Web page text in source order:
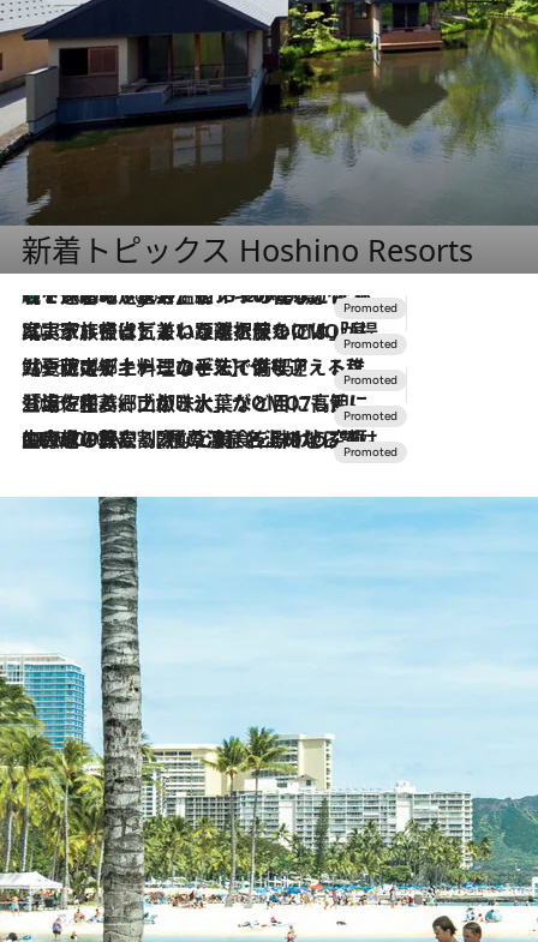
新着トピックス Hoshino Resorts
2 Hours Ago
【トンボの足水浴】ヒノキの香りに包まれて涼感マックス！約13℃の湧水かけ流しを避暑地「星野温泉 トンボの湯」で体験
2026.7.31
【ホテル帰省】という選択肢をOMOが提案。家族とほどよい距離を保つには「昼は実家、夜は気兼ねなくホテルで！」
2026.7.24
【夏限定ディナーコース】旬を迎える稚鮎や花ズッキーニなどをイタリア・トスカーナの郷土料理の手法で満喫！
2026.7.17
「土佐和ハーブかき氷」がOMO7高知に登場！生姜、山椒、大葉など目にも舌にも涼を呼ぶ郷土の味
2026.7.10
NEW OPEN！【界 草津】名湯の地に誕生。趣の異なる2種の温泉と上州ならではの会席・蕎麦割烹など美食を味わう究極の癒やし旅